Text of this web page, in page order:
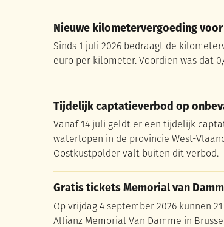
Nieuwe kilometervergoeding
Nieuwe kilometervergoeding
Sinds 1 juli 2026 bedraagt de
euro per kilometer. Voordien was dat
Tijdelijk captatieverbod op
Tijdelijk captatieverbod op
Vanaf 14 juli geldt er een tijdelijk
waterlopen in de provincie West-
Oostkustpolder valt buiten dit verbod.
Gratis tickets Memorial van
Gratis tickets Memorial van
Op vrijdag 4 september 2026 kunnen
Allianz Memorial Van Damme in